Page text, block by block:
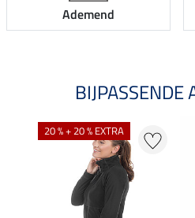
Ademend
BIJPASSENDE
20 % + 20 % EXTRA